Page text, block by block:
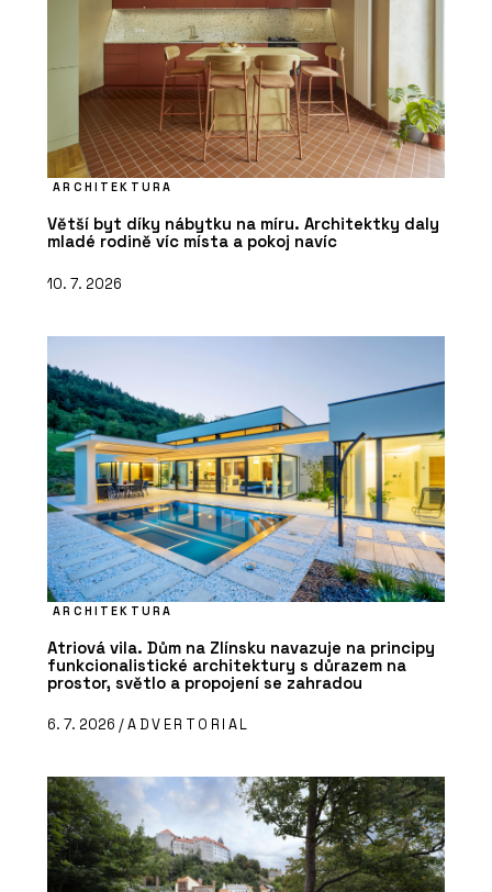
ARCHITEKTURA
Větší byt díky nábytku na míru. Architektky daly
mladé rodině víc místa a pokoj navíc
10. 7. 2026
ARCHITEKTURA
Atriová vila. Dům na Zlínsku navazuje na principy
funkcionalistické architektury s důrazem na
prostor, světlo a propojení se zahradou
6. 7. 2026 /ADVERTORIAL